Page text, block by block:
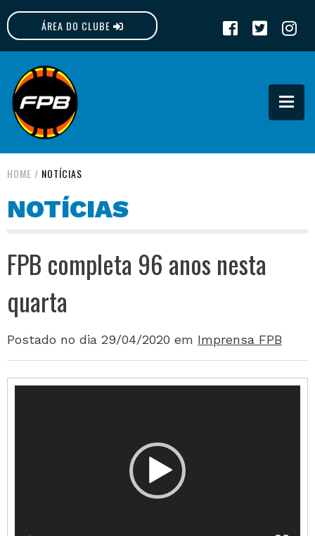
ÁREA DO CLUBE
FPB
HOME / NOTÍCIAS
NOTÍCIAS
FPB completa 96 anos nesta
quarta
Postado no dia 29/04/2020 em Imprensa FPB